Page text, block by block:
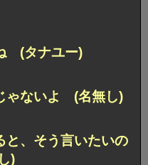
(タナユー)
ゃないよ (名無し)
と、そう言いたいの
)